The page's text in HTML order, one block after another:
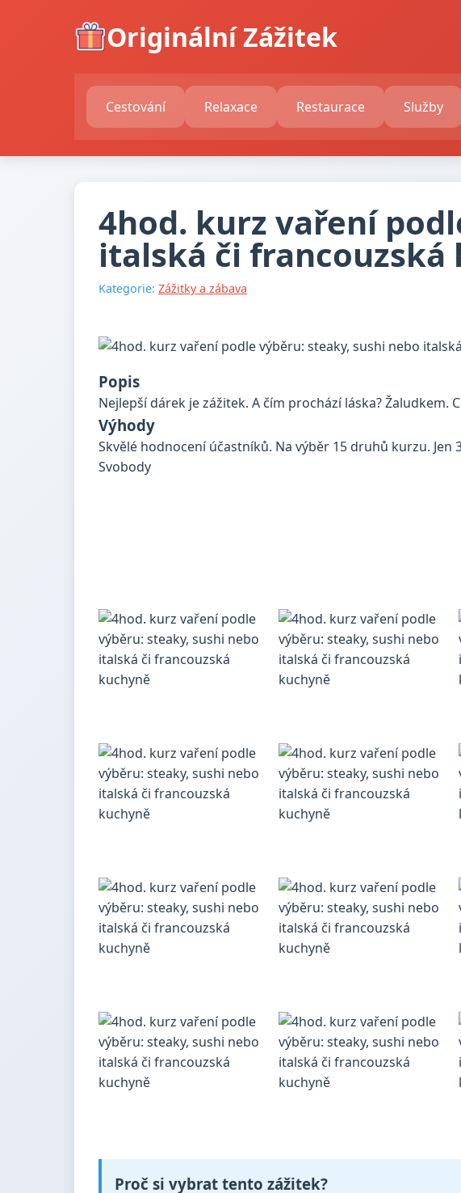
Originální Zážitek
Cestování Relaxace Restaurace Služby
4hod. kurz vaření
italská či francouzská
Kategorie: Zážitky a zábava
Popis
Nejlepší dárek je zážitek. A čím prochází láska? Žaludkem.
Výhody
Skvělé hodnocení účastníků. Na výběr 15 druhů kurzu. Jen
Svobody
Proč si vybrat tento zážitek?